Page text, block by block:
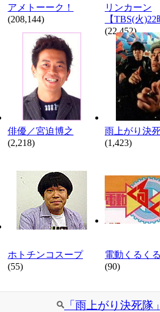
アメトーーク！
(208,144)
リンカーン
【TBS(火)22
(22,452)
俳優／宮迫博之
(2,218)
雨上がり決
(1,423)
ホトチンコスープ
(55)
電動くるく
(90)
「雨上がり決死